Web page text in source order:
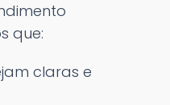
que:
claras e